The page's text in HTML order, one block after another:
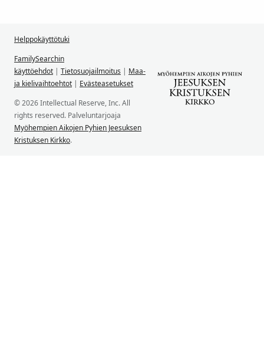
Helppokäyttötuki
FamilySearchin
käyttöehdot | Tietosuojailmoitus | Maa-
ja kielivaihtoehtot | Evästeasetukset
© 2026 Intellectual Reserve, Inc. All
rights reserved. Palveluntarjoaja
Myöhempien Aikojen Pyhien Jeesuksen
Kristuksen Kirkko.